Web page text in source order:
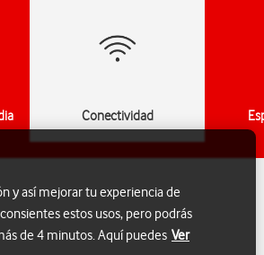
Conectividad
y así mejorar tu experiencia de
estos usos, pero podrás
de 4 minutos. Aquí puedes Ver